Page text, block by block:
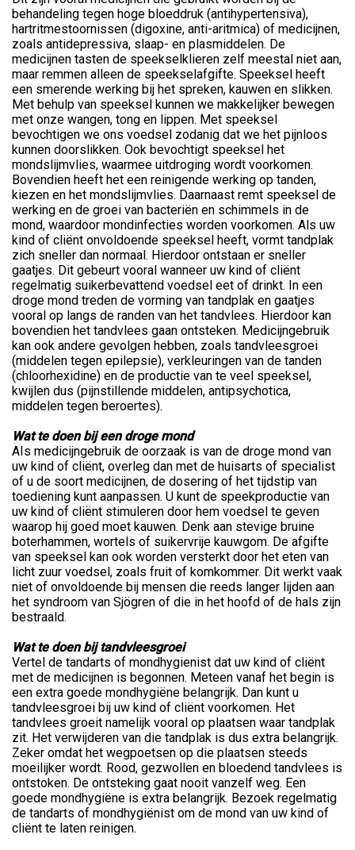
behandeling tegen hoge bloeddruk (antihypertensiva),
hartritmestoornissen (digoxine, anti-aritmica) of medicijnen,
zoals antidepressiva, slaap- en plasmiddelen. De
medicijnen tasten de speekselklieren zelf meestal niet aan,
maar remmen alleen de speekselafgifte. Speeksel heeft
een smerende werking bij het spreken, kauwen en slikken.
Met behulp van speeksel kunnen we makkelijker bewegen
met onze wangen, tong en lippen. Met speeksel
bevochtigen we ons voedsel zodanig dat we het pijnloos
kunnen doorslikken. Ook bevochtigt speeksel het
mondslijmvlies, waarmee uitdroging wordt voorkomen.
Bovendien heeft het een reinigende werking op tanden,
kiezen en het mondslijmvlies. Daarnaast remt speeksel de
werking en de groei van bacteriën en schimmels in de
mond, waardoor mondinfecties worden voorkomen. Als uw
kind of cliënt onvoldoende speeksel heeft, vormt tandplak
zich sneller dan normaal. Hierdoor ontstaan er sneller
gaatjes. Dit gebeurt vooral wanneer uw kind of cliënt
regelmatig suikerbevattend voedsel eet of drinkt. In een
droge mond treden de vorming van tandplak en gaatjes
vooral op langs de randen van het tandvlees. Hierdoor kan
bovendien het tandvlees gaan ontsteken. Medicijngebruik
kan ook andere gevolgen hebben, zoals tandvleesgroei
(middelen tegen epilepsie), verkleuringen van de tanden
(chloorhexidine) en de productie van te veel speeksel,
kwijlen dus (pijnstillende middelen, antipsychotica,
middelen tegen beroertes).
Wat te doen bij een droge mond
AIs medicijngebruik de oorzaak is van de droge mond van
uw kind of cliënt, overleg dan met de huisarts of specialist
of u de soort medicijnen, de dosering of het tijdstip van
toediening kunt aanpassen. U kunt de speekproductie van
uw kind of cliënt stimuleren door hem voedsel te geven
waarop hij goed moet kauwen. Denk aan stevige bruine
boterhammen, wortels of suikervrije kauwgom. De afgifte
van speeksel kan ook worden versterkt door het eten van
licht zuur voedsel, zoals fruit of komkommer. Dit werkt vaak
niet of onvoldoende bij mensen die reeds langer lijden aan
het syndroom van Sjögren of die in het hoofd of de hals zijn
bestraald.
Wat te doen bij tandvleesgroei
Vertel de tandarts of mondhygienist dat uw kind of cliënt
met de medicijnen is begonnen. Meteen vanaf het begin is
een extra goede mondhygiëne belangrijk. Dan kunt u
tandvleesgroei bij uw kind of cliënt voorkomen. Het
tandvlees groeit namelijk vooral op plaatsen waar tandplak
zit. Het verwijderen van die tandplak is dus extra belangrijk.
Zeker omdat het wegpoetsen op die plaatsen steeds
moeilijker wordt. Rood, gezwollen en bloedend tandvlees is
ontstoken. De ontsteking gaat nooit vanzelf weg. Een
goede mondhygiëne is extra belangrijk. Bezoek regelmatig
de tandarts of mondhygiënist om de mond van uw kind of
cliënt te laten reinigen.